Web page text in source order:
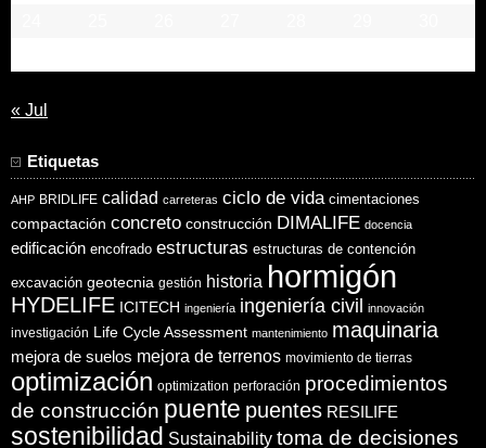
« Jul
Etiquetas
AHP BRIDLIFE calidad carreteras ciclo de vida cimentaciones
compactación concreto construcción DIMALIFE docencia
edificación encofrado estructuras estructuras de contención
excavación geotecnia gestión historia hormigón
HYDELIFE ICITECH ingeniería ingeniería civil innovación
investigación Life Cycle Assessment mantenimiento maquinaria
mejora de suelos mejora de terrenos movimiento de tierras
optimización optimization perforación procedimientos
de construcción puente puentes RESILIFE
sostenibilidad Sustainability toma de decisiones